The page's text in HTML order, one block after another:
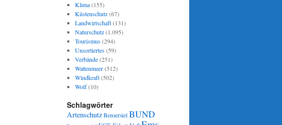
Klima(155)
Küstenschutz(67)
Landwirtschaft(131)
Naturschutz(1.095)
Tourismus(294)
Unsortiertes(59)
Verbände(251)
Wattenmeer(512)
Windkraft(502)
Wolf(10)
Schlagwörter
Artenschutz Bensersiel BUND